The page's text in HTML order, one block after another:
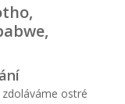
ostré